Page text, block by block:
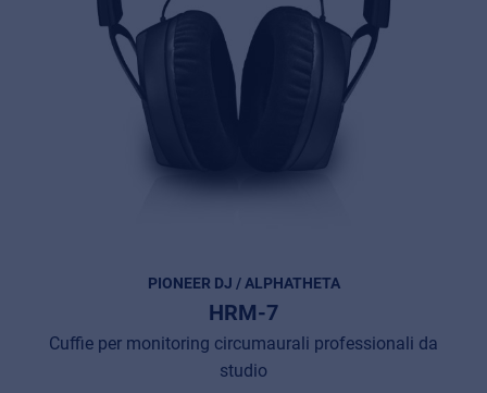
PIONEER DJ / ALPHATHETA
HRM-7
Cuffie per monitoring circumaurali professionali da
studio